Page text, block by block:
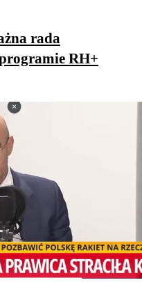
rada
RH+